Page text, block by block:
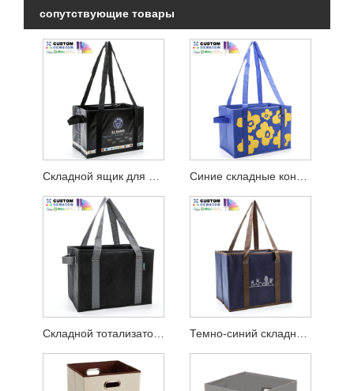
сопутствующие товары
Складной тотализатор для хранения кубов, неламинированный, нетканый